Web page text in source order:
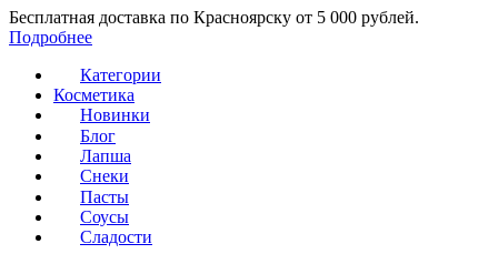
Бесплатная доставка по Красноярску от 5 000 рублей.
Подробнее
Категории
Косметика
Новинки
Блог
Лапша
Снеки
Пасты
Соусы
Сладости